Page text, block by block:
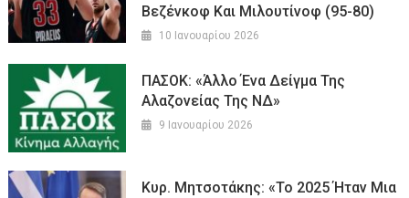
Βεζένκοφ Και Μιλουτίνοφ (95-80)
10 Ιανουαρίου 2026
ΠΑΣΟΚ: «Άλλο Ένα Δείγμα Της
Αλαζονείας Της ΝΔ»
9 Ιανουαρίου 2026
Κυρ. Μητσοτάκης: «Το 2025 Ήταν Μια